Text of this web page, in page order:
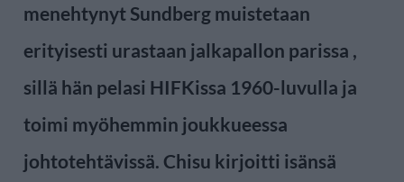
menehtynyt Sundberg muistetaan
erityisesti urastaan jalkapallon parissa ,
sillä hän pelasi HIFKissa 1960-luvulla ja
toimi myöhemmin joukkueessa
johtotehtävissä. Chisu kirjoitti isänsä